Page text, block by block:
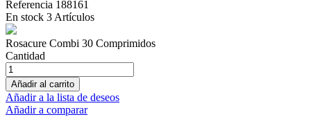
Referencia 188161
En stock 3 Artículos
Rosacure Combi 30 Comprimidos
Cantidad
Añadir al carrito
Añadir a la lista de deseos
Añadir a comparar